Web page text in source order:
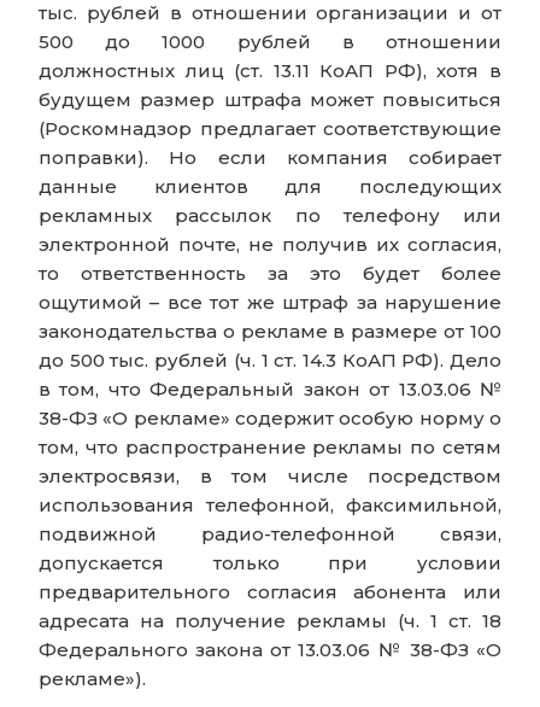
тыс. рублей в отношении организации и от
500 до 1000 рублей в отношении
должностных лиц (ст. 13.11 КоАП РФ), хотя в
будущем размер штрафа может повыситься
(Роскомнадзор предлагает соответствующие
поправки). Но если компания собирает
данные клиентов для последующих
рекламных рассылок по телефону или
электронной почте, не получив их согласия,
то ответственность за это будет более
ощутимой – все тот же штраф за нарушение
законодательства о рекламе в размере от 100
до 500 тыс. рублей (ч. 1 ст. 14.3 КоАП РФ). Дело
в том, что Федеральный закон от 13.03.06 №
38-ФЗ «О рекламе» содержит особую норму о
том, что распространение рекламы по сетям
электросвязи, в том числе посредством
использования телефонной, факсимильной,
подвижной радио-телефонной связи,
допускается только при условии
предварительного согласия абонента или
адресата на получение рекламы (ч. 1 ст. 18
Федерального закона от 13.03.06 № 38-ФЗ «О
рекламе»).